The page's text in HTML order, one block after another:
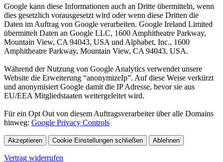
Google kann diese Informationen auch an Dritte übermitteln, wenn
dies gesetzlich vorausgesetzt wird oder wenn diese Dritten die
Daten im Auftrag von Google verarbeiten. Google Ireland Limited
übermittelt Daten an Google LLC, 1600 Amphitheatre Parkway,
Mountain View, CA 94043, USA und Alphabet, Inc., 1600
Amphitheatre Parkway, Mountain View, CA 94043, USA.
Während der Nutzung von Google Analytics verwendet unsere
Website die Erweiterung “anonymizeIp”. Auf diese Weise verkürzt
und anonymisiert Google damit die IP Adresse, bevor sie aus
EU/EEA Mitgliedstaaten weitergeleitet wird.
Für ein Opt Out von diesem Auftragsverarbeiter über alle Domains
hinweg: Google Privacy Controls
Akzeptieren Cookie Einstellungen schließen Ablehnen
Vertrag widerrufen